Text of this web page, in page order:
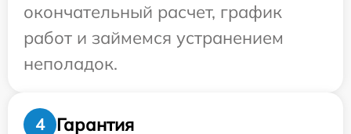
окончательный расчет, график
работ и займемся устранением
неполадок.
4
Гарантия